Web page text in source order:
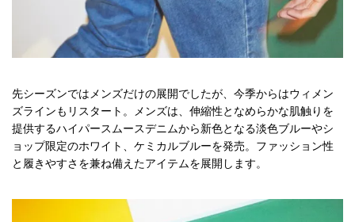
先シーズンではメンズだけの展開でしたが、今季からはウィメン
ズラインもリスタート。メンズは、伸縮性となめらかな肌触りを
提供するハイパースムースデニムから新色となる淡色ブルーやシ
ョップ限定のホワイト、ケミカルブルーを発売。ファッション性
と履きやすさを兼ね備えたアイテムを展開します。